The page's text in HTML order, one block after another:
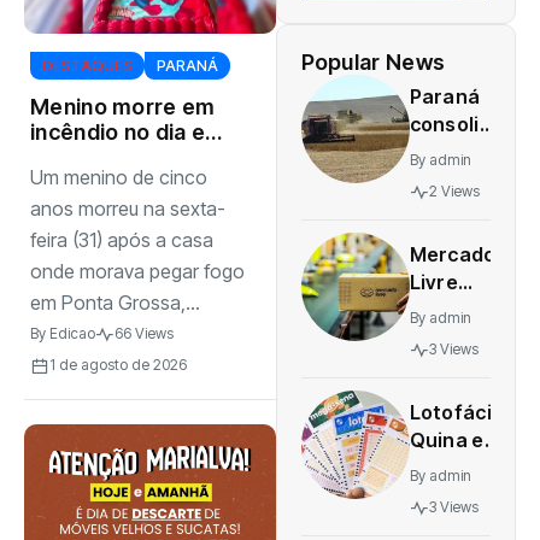
DESTAQUES PARANÁ
Menino morre em
incêndio no dia em
cinco anos em
Ponta Grossa (PR)
Um menino de cinco
anos morreu na sexta-
feira (31) após a casa
onde morava pegar fogo
em Ponta Grossa,...
By Edicao
66 Views
1 de agosto de 2026
Popular News
Paraná
consolida
liderança
na
Brasil
By admin
2 Views
Mercado
Livre
promove
mutirão
com mais
de 70
vagas em
Maringá;
By admin
3 Views
Lotofácil,
Quina e
Lotomania
têm
By admin
3 Views